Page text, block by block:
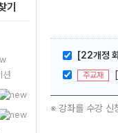
기
션
[22개정
주교재
※ 강좌를 수강 신